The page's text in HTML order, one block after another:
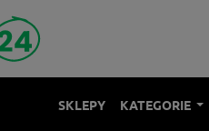
SKLEPY KATEGORIE